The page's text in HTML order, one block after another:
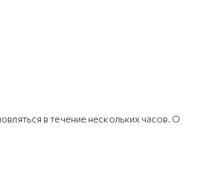
в течение нескольких часов. О